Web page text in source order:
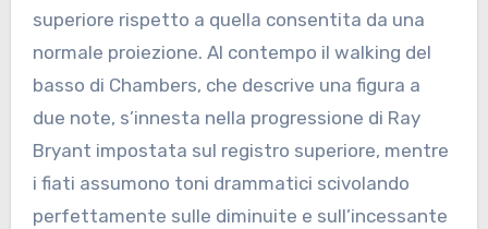
superiore rispetto a quella consentita da una
normale proiezione. Al contempo il walking del
basso di Chambers, che descrive una figura a
due note, s’innesta nella progressione di Ray
Bryant impostata sul registro superiore, mentre
i fiati assumono toni drammatici scivolando
perfettamente sulle diminuite e sull’incessante